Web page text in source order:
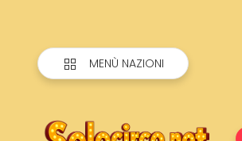
MENÙ NAZIONI